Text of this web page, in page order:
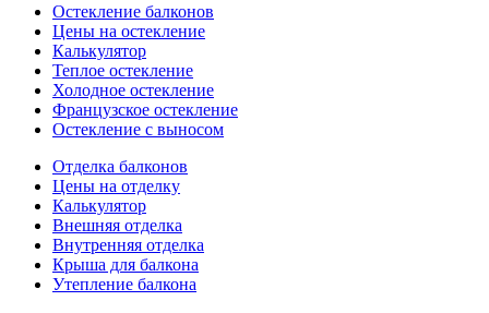
Остекление балконов
Цены на остекление
Калькулятор
Теплое остекление
Холодное остекление
Французское остекление
Остекление с выносом
Отделка балконов
Цены на отделку
Калькулятор
Внешняя отделка
Внутренняя отделка
Крыша для балкона
Утепление балкона